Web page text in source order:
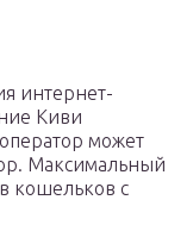
интернет-
Киви
может
Максимальный
кошельков с